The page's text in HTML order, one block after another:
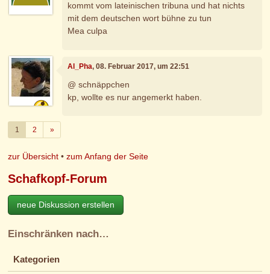
kommt vom lateinischen tribuna und hat nichts
mit dem deutschen wort bühne zu tun
Mea culpa
Al_Pha, 08. Februar 2017, um 22:51
@ schnäppchen
kp, wollte es nur angemerkt haben.
1 2 »Weiter
zur Übersicht •zum Anfang der Seite
Schafkopf-Forum
neue Diskussion erstellen
Einschränken nach…
Kategorien